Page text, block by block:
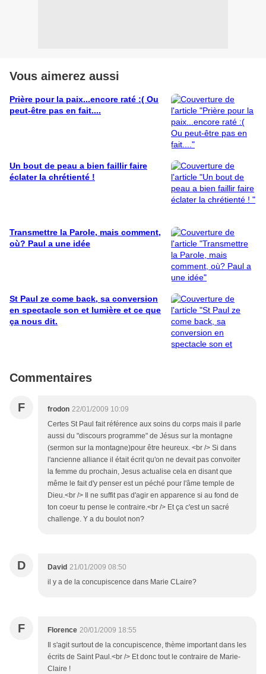
Vous aimerez aussi
Prière pour la paix...encore raté :( Ou
peut-être pas en fait....
Un bout de peau a bien faillir faire
éclater la chrétienté !
Transmettre la Parole, mais comment,
où? Paul a une idée
St Paul ze come back, sa conversion
en spectacle son et lumière et ce que
ça nous dit.
Commentaires
F frodon 22/01/2009 10:09
Certes St Paul fait référence aux soins du corps mais il parle
aussi du "discours programme" de Jésus sur la montagne
(sermon sur la montagne)pour être heureux. <br /> Si dans
l'ancienne alliance il était écrit qu'on ne devait pas convoiter
la femme du prochain, Jesus actualise cela en disant que
même le fait d'y penser est un péché pour l'âme temple de
Dieu.<br /> Il ne suffit pas d'agir en apparence si au fond de
ton coeur tu pense le contraire.<br /> Et ça c'est un sacré
challenge. Y a du boulot non?
D David 21/01/2009 08:50
il y a de la concupiscence dans Marie CLaire?
F Florence 20/01/2009 18:55
Il s'agit surtout de la concupiscence, thème important dans les
écrits de Saint Paul.<br /> Et donc tout le contraire de Marie-
Claire !